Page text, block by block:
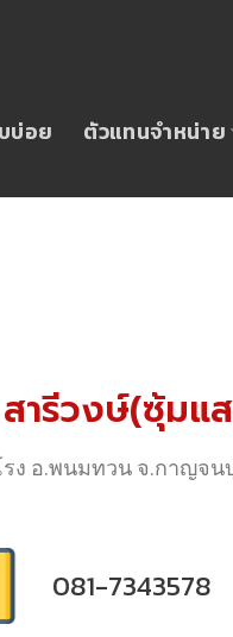
บ่อย
ตัวแทนจำหน่าย
ารีวงษ์(ซุ้มแ
รง อ.พนมทวน จ.กาญจน
081-7343578